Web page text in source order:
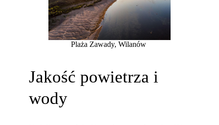
Plaża Zawady, Wilanów
Jakość powietrza i
wody